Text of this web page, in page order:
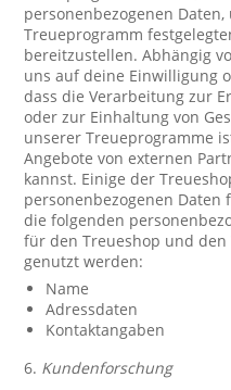
personenbezogenen
Treueprogramm
bereitzustellen. Abhängig
uns auf deine Einwilligung
dass die Verarbeitung zur
oder zur Einhaltung von
unserer Treueprogramme
Angebote von externen
kannst. Einige der
personenbezogenen Daten
die folgenden
für den Treueshop und
genutzt werden:
Name
Adressdaten
Kontaktangaben
6. Kundenforschung